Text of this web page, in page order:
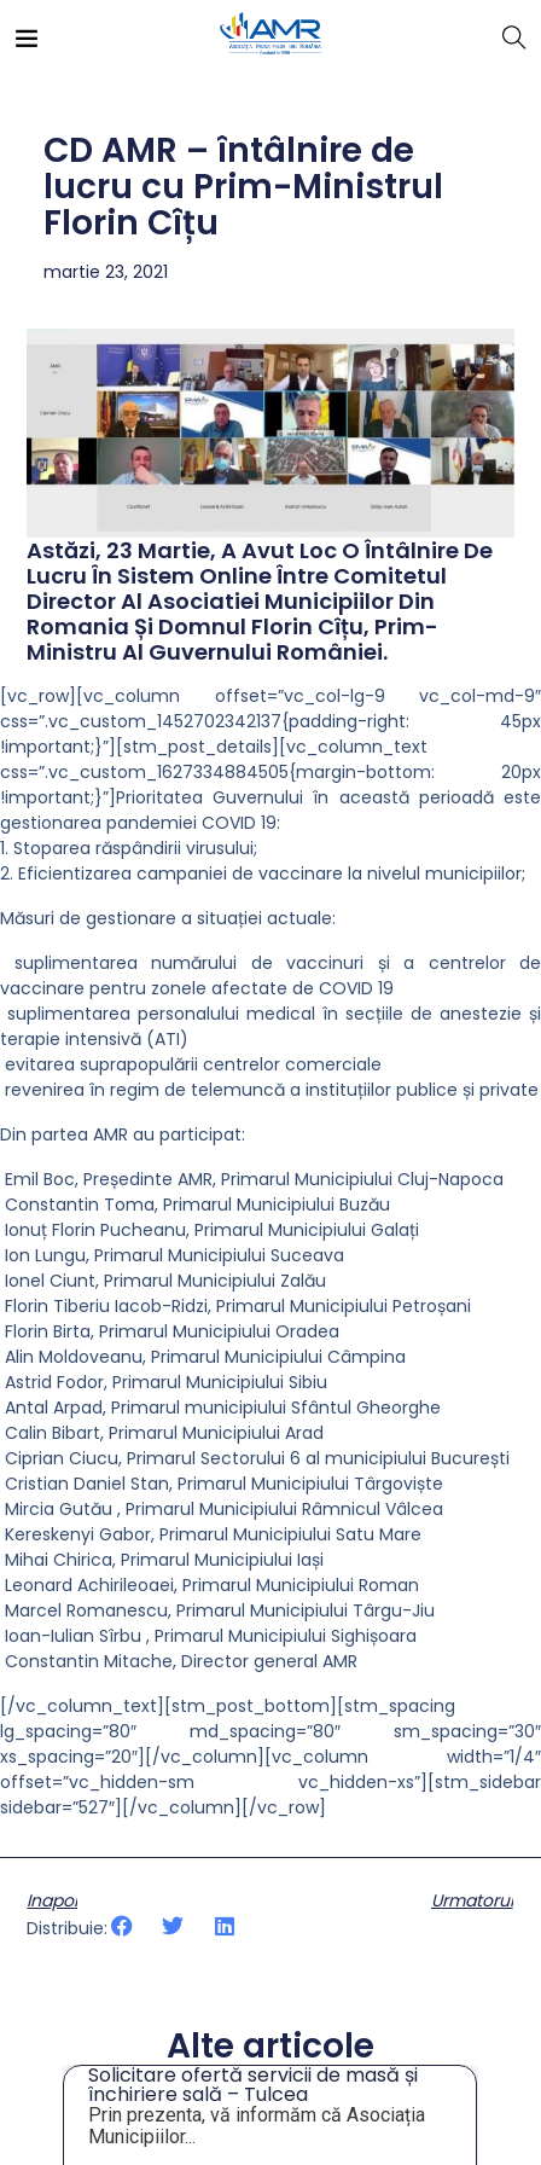
CD AMR – întâlnire de
lucru cu Prim-Ministrul
Florin Cîțu
martie 23, 2021
Astăzi, 23 Martie, A Avut Loc O Întâlnire De
Lucru În Sistem Online Între Comitetul
Director Al Asociatiei Municipiilor Din
Romania Și Domnul Florin Cîțu, Prim-
Ministru Al Guvernului României.
[vc_row][vc_column offset=”vc_col-lg-9 vc_col-md-9″
css=”.vc_custom_1452702342137{padding-right: 45px
!important;}”][stm_post_details][vc_column_text
css=”.vc_custom_1627334884505{margin-bottom: 20px
!important;}”]Prioritatea Guvernului în această perioadă este
gestionarea pandemiei COVID 19:
1. Stoparea răspândirii virusului;
2. Eficientizarea campaniei de vaccinare la nivelul municipiilor;
Măsuri de gestionare a situației actuale:
suplimentarea numărului de vaccinuri și a centrelor de
vaccinare pentru zonele afectate de COVID 19
suplimentarea personalului medical în secțiile de anestezie și
terapie intensivă (ATI)
evitarea suprapopulării centrelor comerciale
revenirea în regim de telemuncă a instituțiilor publice și private
Din partea AMR au participat:
Emil Boc, Președinte AMR, Primarul Municipiului Cluj-Napoca
Constantin Toma, Primarul Municipiului Buzău
Ionuț Florin Pucheanu, Primarul Municipiului Galați
Ion Lungu, Primarul Municipiului Suceava
Ionel Ciunt, Primarul Municipiului Zalău
Florin Tiberiu Iacob-Ridzi, Primarul Municipiului Petroșani
Florin Birta, Primarul Municipiului Oradea
Alin Moldoveanu, Primarul Municipiului Câmpina
Astrid Fodor, Primarul Municipiului Sibiu
Antal Arpad, Primarul municipiului Sfântul Gheorghe
Calin Bibart, Primarul Municipiului Arad
Ciprian Ciucu, Primarul Sectorului 6 al municipiului București
Cristian Daniel Stan, Primarul Municipiului Târgoviște
Mircia Gutău , Primarul Municipiului Râmnicul Vâlcea
Kereskenyi Gabor, Primarul Municipiului Satu Mare
Mihai Chirica, Primarul Municipiului Iași
Leonard Achirileoaei, Primarul Municipiului Roman
Marcel Romanescu, Primarul Municipiului Târgu-Jiu
Ioan-Iulian Sîrbu , Primarul Municipiului Sighișoara
Constantin Mitache, Director general AMR
[/vc_column_text][stm_post_bottom][stm_spacing
lg_spacing=”80″ md_spacing=”80″ sm_spacing=”30″
xs_spacing=”20″][/vc_column][vc_column width=”1/4″
offset=”vc_hidden-sm vc_hidden-xs”][stm_sidebar
sidebar=”527″][/vc_column][/vc_row]
Inapoi
Urmatorul
Distribuie:
Alte articole
Solicitare ofertă servicii de masă și
închiriere sală – Tulcea
Prin prezenta, vă informăm că Asociația
Municipiilor...